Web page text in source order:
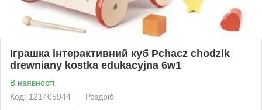
Іграшка інтерактивний куб Pchacz chodzik
drewniany kostka edukacyjna 6w1
В наявності
Код: 121405944
Роздріб